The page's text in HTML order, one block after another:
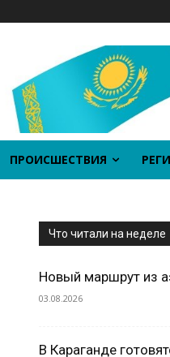
ПРОИСШЕСТВИЯ
Что читали на неделе
Новый маршрут из
03.08.2026
В Караганде